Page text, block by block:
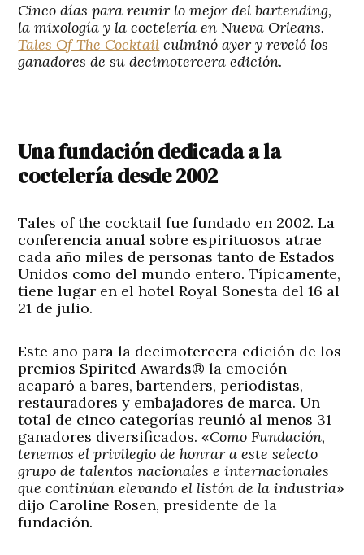
Cinco días para reunir lo mejor del bartending,
la mixología y la coctelería en Nueva Orleans.
Tales Of The Cocktail culminó ayer y reveló los
ganadores de su decimotercera edición.
Una fundación dedicada a la
coctelería desde 2002
Tales of the cocktail fue fundado en 2002. La
conferencia anual sobre espirituosos atrae
cada año miles de personas tanto de Estados
Unidos como del mundo entero. Típicamente,
tiene lugar en el hotel Royal Sonesta del 16 al
21 de julio.
Este año para la decimotercera edición de los
premios Spirited Awards® la emoción
acaparó a bares, bartenders, periodistas,
restauradores y embajadores de marca. Un
total de cinco categorías reunió al menos 31
ganadores diversificados. «Como Fundación,
tenemos el privilegio de honrar a este selecto
grupo de talentos nacionales e internacionales
que continúan elevando el listón de la industria»
dijo Caroline Rosen, presidente de la
fundación.